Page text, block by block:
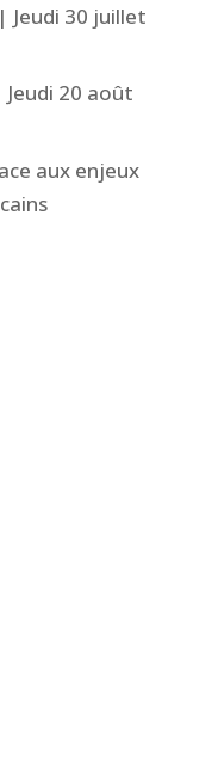
Jeudi 30 juillet
20 août
aux enjeux